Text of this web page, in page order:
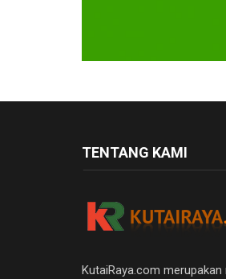
TENTANG KAMI
KutaiRaya.com